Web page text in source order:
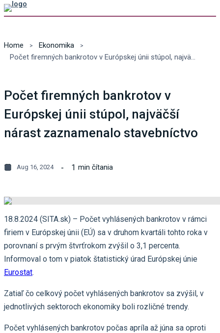
Home
Ekonomika
Počet firemných bankrotov v Európskej únii stúpol, najväčší nárast zaznamenalo stavebníctvo
Počet firemných bankrotov v
Európskej únii stúpol, najväčší
nárast zaznamenalo stavebníctvo
Aug 16, 2024 1 min čítania
18.8.2024 (SITA.sk) – Počet vyhlásených bankrotov v rámci
firiem v Európskej únii (EÚ) sa v druhom kvartáli tohto roka v
porovnaní s prvým štvrťrokom zvýšil o 3,1 percenta.
Informoval o tom v piatok štatistický úrad Európskej únie
Eurostat.
Zatiaľ čo celkový počet vyhlásených bankrotov sa zvýšil, v
jednotlivých sektoroch ekonomiky boli rozličné trendy.
Počet vyhlásených bankrotov počas apríla až júna sa oproti